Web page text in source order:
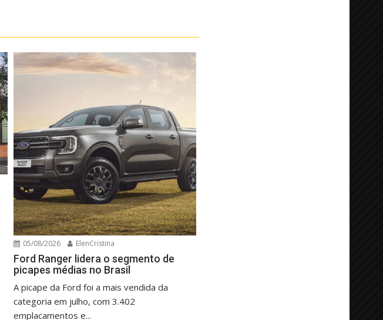
05/08/2026 ElenCristina
Ford Ranger lidera o segmento de
picapes médias no Brasil
A picape da Ford foi a mais vendida da
categoria em julho, com 3.402
emplacamentos e...